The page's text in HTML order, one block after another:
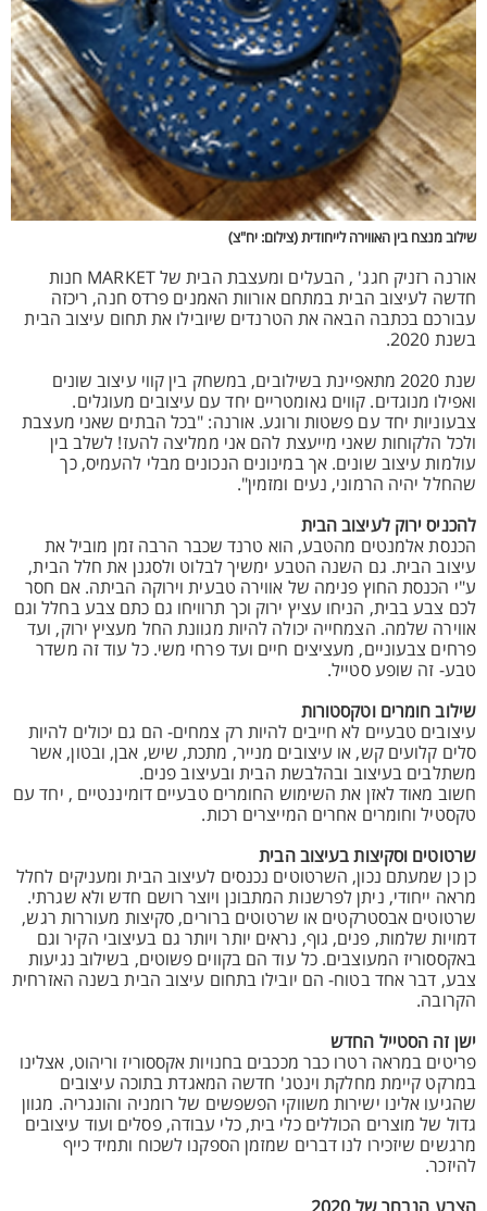
שילוב מנצח בין האווירה לייחודית (צילום: יח"צ)
אורנה רזניק חגג' , הבעלים ומעצבת הבית של MARKET חנות
חדשה לעיצוב הבית במתחם אורוות האמנים פרדס חנה, ריכזה
עבורכם בכתבה הבאה את הטרנדים שיובילו את תחום עיצוב הבית
בשנת 2020.
שנת 2020 מתאפיינת בשילובים, במשחק בין קווי עיצוב שונים
ואפילו מנוגדים. קווים גאומטריים יחד עם עיצובים מעוגלים.
צבעוניות יחד עם פשטות ורוגע. אורנה: "בכל הבתים שאני מעצבת
ולכל הלקוחות שאני מייעצת להם אני ממליצה להעז! לשלב בין
עולמות עיצוב שונים. אך במינונים הנכונים מבלי להעמיס, כך
שהחלל יהיה הרמוני, נעים ומזמין".
להכניס ירוק לעיצוב הבית
הכנסת אלמנטים מהטבע, הוא טרנד שכבר הרבה זמן מוביל את
עיצוב הבית. גם השנה הטבע ימשיך לבלוט ולסגנן את חלל הבית,
ע"י הכנסת החוץ פנימה של אווירה טבעית וירוקה הביתה. אם חסר
לכם צבע בבית, הניחו עציץ ירוק וכך תרוויחו גם כתם צבע בחלל וגם
אווירה שלמה. הצמחייה יכולה להיות מגוונת החל מעציץ ירוק, ועד
פרחים צבעוניים, מעציצים חיים ועד פרחי משי. כל עוד זה משדר
טבע- זה שופע סטייל.
שילוב חומרים וטקסטורות
עיצובים טבעיים לא חייבים להיות רק צמחים- הם גם יכולים להיות
סלים קלועים קש, או עיצובים מנייר, מתכת, שיש, אבן, ובטון, אשר
משתלבים בעיצוב ובהלבשת הבית ובעיצוב פנים.
חשוב מאוד לאזן את השימוש החומרים טבעיים דומיננטיים , יחד עם
טקסטיל וחומרים אחרים המייצרים רכות.
שרטוטים וסקיצות בעיצוב הבית
כן כן שמעתם נכון, השרטוטים נכנסים לעיצוב הבית ומעניקים לחלל
מראה ייחודי, ניתן לפרשנות המתבונן ויוצר רושם חדש ולא שגרתי.
שרטוטים אבסטרקטים או שרטוטים ברורים, סקיצות מעוררות רגש,
דמויות שלמות, פנים, גוף, נראים יותר ויותר גם בעיצובי הקיר וגם
באקססוריז המעוצבים. כל עוד הם בקווים פשוטים, בשילוב נגיעות
צבע, דבר אחד בטוח- הם יובילו בתחום עיצוב הבית בשנה האזרחית
הקרובה.
ישן זה הסטייל החדש
פריטים במראה רטרו כבר מככבים בחנויות אקססוריז וריהוט, אצלינו
במרקט קיימת מחלקת וינטג' חדשה המאגדת בתוכה עיצובים
שהגיעו אלינו ישירות משווקי הפשפשים של רומניה והונגריה. מגוון
גדול של מוצרים הכוללים כלי בית, כלי עבודה, פסלים ועוד עיצובים
מרגשים שיזכירו לנו דברים שמזמן הספקנו לשכוח ותמיד כייף
להיזכר.